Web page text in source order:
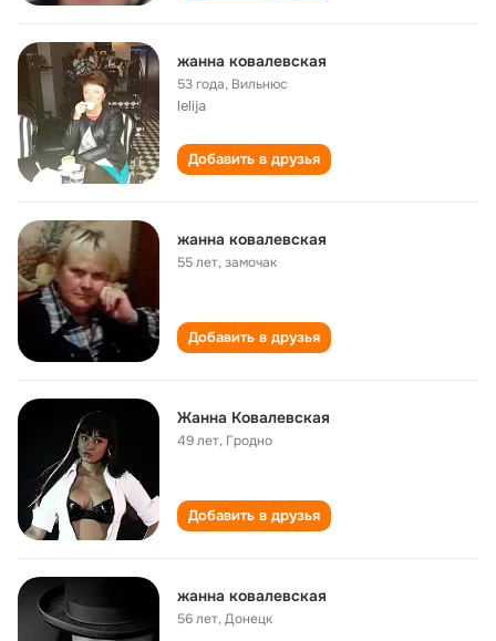
жанна ковалевская
53 года, Вильнюс
lelija
Добавить в друзья
жанна ковалевская
55 лет,замочак
Добавить в друзья
Жанна Ковалевская
49 лет, Гродно
Добавить в друзья
жанна ковалевская
56 лет,Донецк